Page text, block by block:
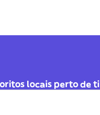
locais perto de ti